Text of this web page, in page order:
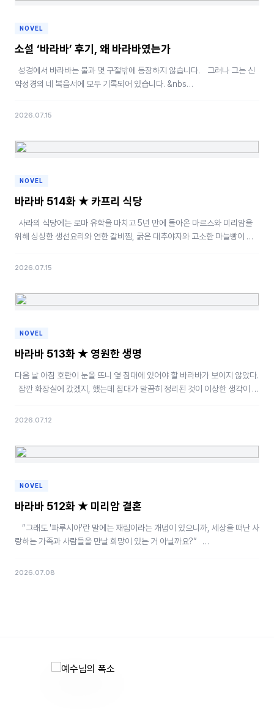
NOVEL
소설 ‘바라바’ 후기, 왜 바라바였는가
성경에서 바라바는 불과 몇 구절밖에 등장하지 않습니다. 그러나 그는 신
약성경의 네 복음서에 모두 기록되어 있습니다. &nbs…
2026.07.15
NOVEL
바라바 514화 ★ 카프리 식당
사라의 식당에는 로마 유학을 마치고 5년 만에 돌아온 마르스와 미리암을
위해 싱싱한 생선요리와 연한 갈비찜, 굵은 대추야자와 고소한 마늘빵이 푸
2026.07.15
NOVEL
바라바 513화 ★ 영원한 생명
다음 날 아침 호란이 눈을 뜨니 옆 침대에 있어야 할 바라바가 보이지 않았다.
잠깐 화장실에 갔겠지, 했는데 침대가 말끔히 정리된 것이 이상한 생각이 들
2026.07.12
NOVEL
바라바 512화 ★ 미리암 결혼
랑하는 가족과 사람들을 만날 희망이 있는 거 아닐까요?” …
2026.07.08